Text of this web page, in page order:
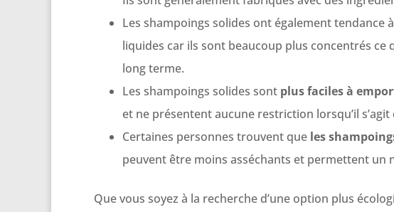
Les shampoings solides ont également tendance à
liquides car ils sont beaucoup plus concentrés ce
long terme.
Les shampoings solides sont plus faciles à
et ne présentent aucune restriction lorsqu’il s’agit
Certaines personnes trouvent que les
peuvent être moins asséchants et permettent un
Que vous soyez à la recherche d’une option plus